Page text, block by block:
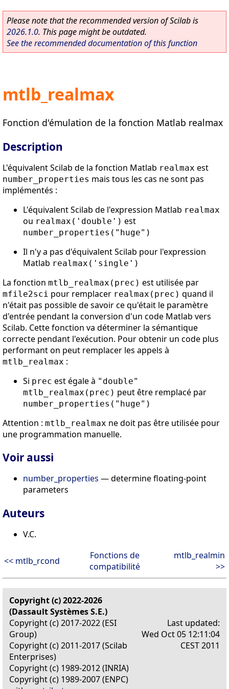
Please note that the recommended version of Scilab is
2026.1.0. This page might be outdated.
See the recommended documentation of this function
mtlb_realmax
Fonction d'émulation de la fonction Matlab realmax
Description
L'équivalent Scilab de la fonction Matlab realmax est
number_properties mais tous les cas ne sont pas
implémentés :
L'équivalent Scilab de l'expression Matlab realmax
ou realmax('double') est
number_properties("huge")
Il n'y a pas d'équivalent Scilab pour l'expression
Matlab realmax('single')
La fonction mtlb_realmax(prec) est utilisée par
mfile2sci pour remplacer realmax(prec) quand il
n'était pas possible de savoir ce qu'était le paramètre
d'entrée pendant la conversion d'un code Matlab vers
Scilab. Cette fonction va déterminer la sémantique
correcte pendant l'exécution. Pour obtenir un code plus
performant on peut remplacer les appels à
mtlb_realmax :
Si prec est égale à "double"
mtlb_realmax(prec) peut être remplacé par
number_properties("huge")
Attention : mtlb_realmax ne doit pas être utilisée pour
une programmation manuelle.
Voir aussi
number_properties — determine floating-point
parameters
Auteurs
V.C.
<< mtlb_rcond
Fonctions de
compatibilité
mtlb_realmin
>>
Copyright (c) 2022-2026
(Dassault Systèmes S.E.)
Copyright (c) 2017-2022 (ESI
Group)
Copyright (c) 2011-2017 (Scilab
Enterprises)
Copyright (c) 1989-2012 (INRIA)
Copyright (c) 1989-2007 (ENPC)
Last updated:
Wed Oct 05 12:11:04
CEST 2011